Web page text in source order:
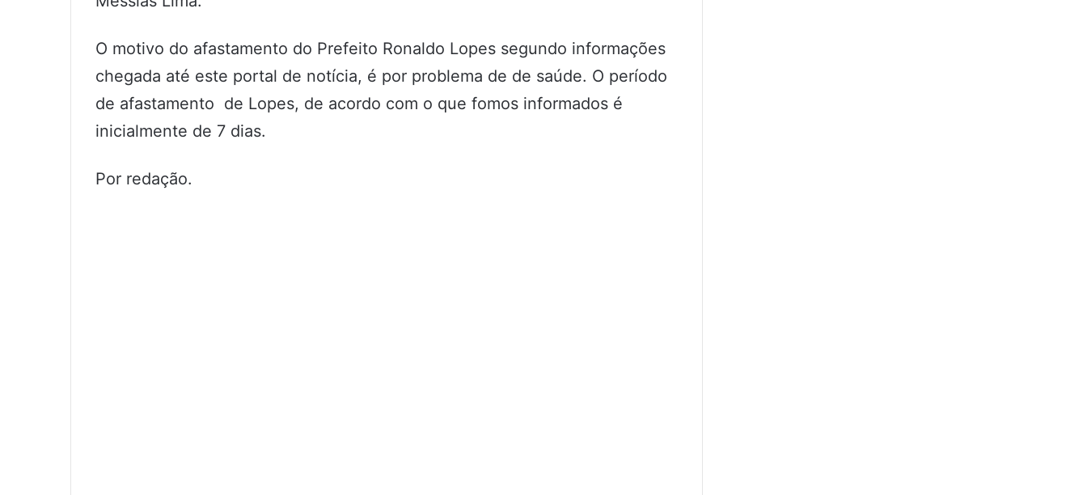
O motivo do afastamento do Prefeito Ronaldo Lopes segundo informações
chegada até este portal de notícia, é por problema de de saúde. O período
de afastamento de Lopes, de acordo com o que fomos informados é
inicialmente de 7 dias.
Por redação.